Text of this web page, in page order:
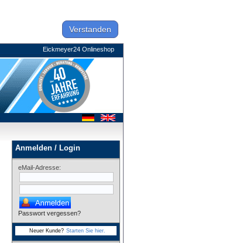
Verstanden
Eickmeyer24 Onlineshop
Anmelden / Login
eMail-Adresse:
Passwort vergessen?
Neuer Kunde? Starten Sie hier.